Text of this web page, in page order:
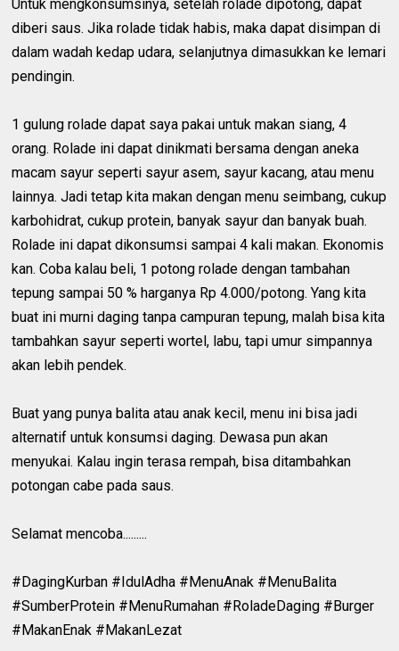
Untuk mengkonsumsinya, setelah rolade dipotong, dapat
diberi saus. Jika rolade tidak habis, maka dapat disimpan di
dalam wadah kedap udara, selanjutnya dimasukkan ke lemari
pendingin.
1 gulung rolade dapat saya pakai untuk makan siang, 4
orang. Rolade ini dapat dinikmati bersama dengan aneka
macam sayur seperti sayur asem, sayur kacang, atau menu
lainnya. Jadi tetap kita makan dengan menu seimbang, cukup
karbohidrat, cukup protein, banyak sayur dan banyak buah.
Rolade ini dapat dikonsumsi sampai 4 kali makan. Ekonomis
kan. Coba kalau beli, 1 potong rolade dengan tambahan
tepung sampai 50 % harganya Rp 4.000/potong. Yang kita
buat ini murni daging tanpa campuran tepung, malah bisa kita
tambahkan sayur seperti wortel, labu, tapi umur simpannya
akan lebih pendek.
Buat yang punya balita atau anak kecil, menu ini bisa jadi
alternatif untuk konsumsi daging. Dewasa pun akan
menyukai. Kalau ingin terasa rempah, bisa ditambahkan
potongan cabe pada saus.
Selamat mencoba.........
#DagingKurban #IdulAdha #MenuAnak #MenuBalita
#SumberProtein #MenuRumahan #RoladeDaging #Burger
#MakanEnak #MakanLezat